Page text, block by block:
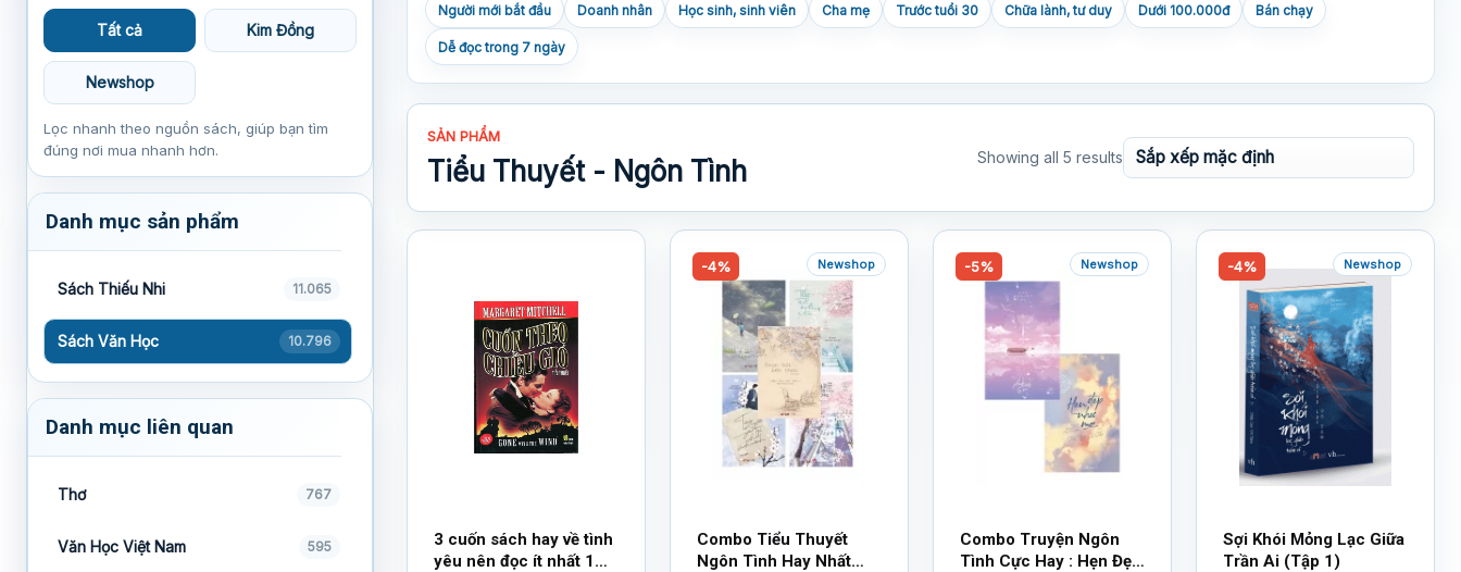
Tất cả Kim Đồng
Newshop
Lọc nhanh theo nguồn sách, giúp bạn tìm
đúng nơi mua nhanh hơn.
Danh mục sản phẩm
Sách Thiếu Nhi 11.065
Sách Văn Học 10.796
Danh mục liên quan
Thơ 767
Văn Học Việt Nam 595
Người mới bắt đầu Doanh nhân Học sinh, sinh viên Cha mẹ Trước tuổi 30 Chữa lành, tư duy Dưới 100.000đ Bán chạy
Dễ đọc trong 7 ngày
SẢN PHẨM
Tiểu Thuyết - Ngôn Tình Showing all 5 results
3 cuốn sách hay về tình
yêu nên đọc ít nhất 1
-4% Newshop
Combo Tiểu Thuyết
Ngôn Tình Hay Nhất
-5% Newshop
Combo Truyện Ngôn
Tình Cực Hay : Hẹn Đẹp
-4% Newshop
Sợi Khói Mỏng Lạc Giữa
Trần Ai (Tập 1)